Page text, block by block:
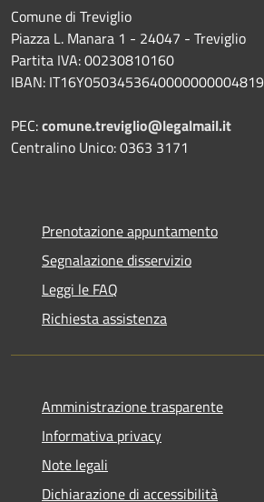
Comune di Treviglio
Piazza L. Manara 1 - 24047 - Treviglio
Partita IVA: 00230810160
IBAN: IT16Y0503453640000000004819
PEC:comune.treviglio@legalmail.it
Centralino Unico: 0363 3171
Prenotazione appuntamento
Segnalazione disservizio
Leggi le FAQ
Richiesta assistenza
Amministrazione trasparente
Informativa privacy
Note legali
Dichiarazione di accessibilità